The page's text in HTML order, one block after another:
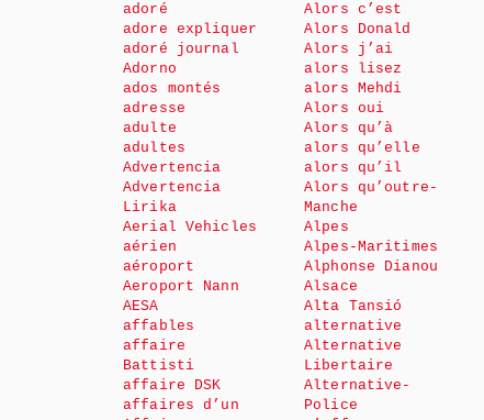
adoré
adore expliquer
adoré journal
Adorno
ados montés
adresse
adulte
adultes
Advertencia
Advertencia
Lirika
Aerial Vehicles
aérien
aéroport
Aeroport Nann
AESA
affables
affaire
Battisti
affaire DSK
affaires d’un
Alors c’est
Alors Donald
Alors j’ai
alors lisez
alors Mehdi
Alors oui
Alors qu’à
alors qu’elle
alors qu’il
Alors qu’outre-
Manche
Alpes
Alpes-Maritimes
Alphonse Dianou
Alsace
Alta Tansió
alternative
Alternative
Libertaire
Alternative-
Police